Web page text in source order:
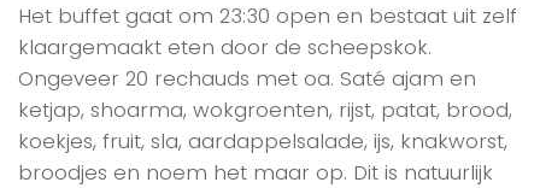
Het buffet gaat om 23:30 open en bestaat uit zelf
klaargemaakt eten door de scheepskok.
Ongeveer 20 rechauds met oa. Saté ajam en
ketjap, shoarma, wokgroenten, rijst, patat, brood,
koekjes, fruit, sla, aardappelsalade, ijs, knakworst,
broodjes en noem het maar op. Dit is natuurlijk